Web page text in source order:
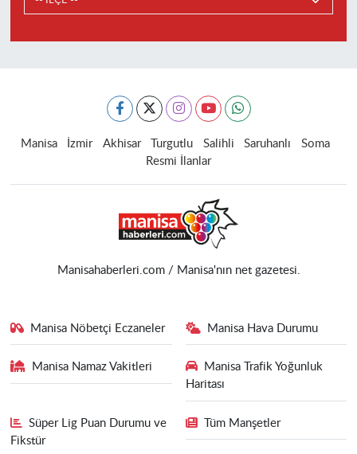
Manisa İzmir Akhisar Turgutlu Salihli Saruhanlı
Soma
Resmi İlanlar
Manisahaberleri.com / Manisa'nın net gazetesi.
Manisa Nöbetçi Eczaneler Manisa Hava Durumu
Manisa Namaz Vakitleri
Manisa Trafik Yoğunluk
Haritası
Süper Lig Puan Durumu ve
Fikstür
Tüm Manşetler